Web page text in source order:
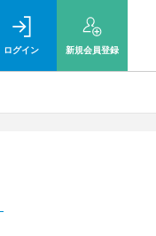
ログイン 新規会員登録